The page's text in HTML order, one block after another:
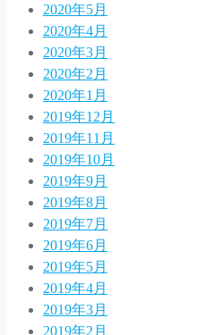
2020年5月
2020年4月
2020年3月
2020年2月
2020年1月
2019年12月
2019年11月
2019年10月
2019年9月
2019年8月
2019年7月
2019年6月
2019年5月
2019年4月
2019年3月
2019年2月